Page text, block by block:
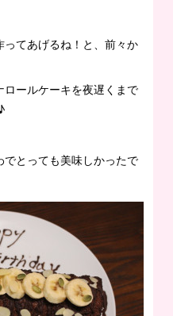
てあげるね！と、前々か
ールケーキを夜遅くまで
とっても美味しかったで